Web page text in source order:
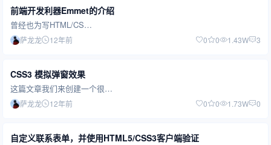
前端开发利器Emmet的介绍
曾经也为写HTML/CS…
萨龙龙 12年前 0 0 1.43W 3
CSS3 模拟弹窗效果
这篇文章我们来创建一个很…
萨龙龙 12年前 0 0 1.73W 0
自定义联系表单，并使用HTML5/CSS3客户端验证